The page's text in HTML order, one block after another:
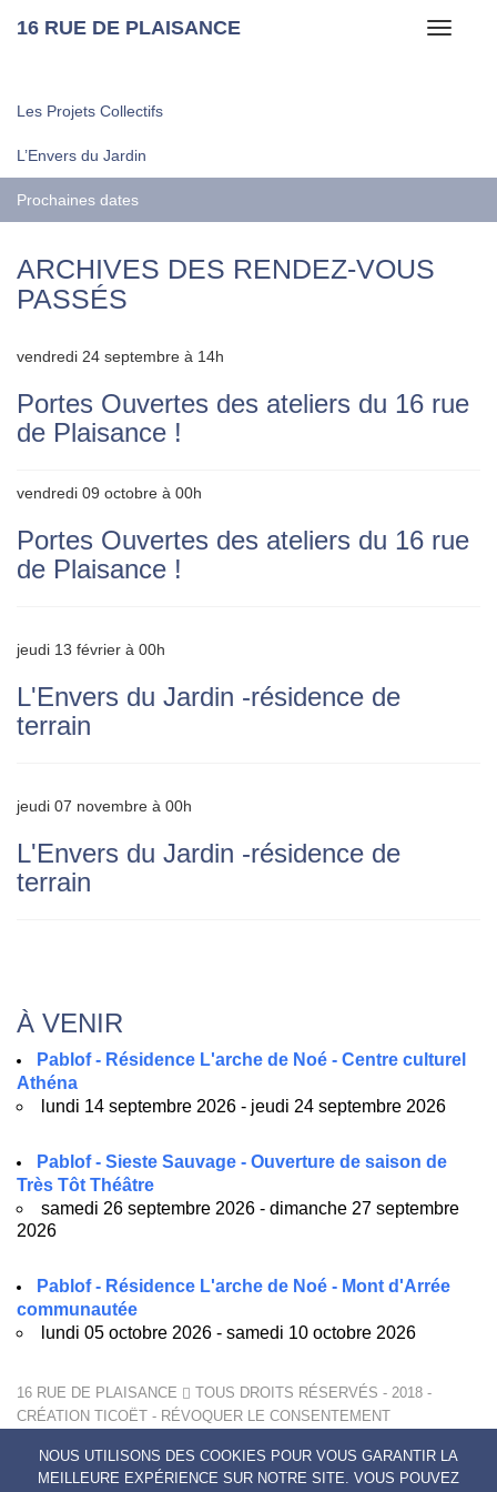
Toggle
16 RUE DE PLAISANCE
Les Projets Collectifs
L’Envers du Jardin
Prochaines dates
ARCHIVES DES RENDEZ-VOUS
PASSÉS
vendredi 24 septembre à 14h
Portes Ouvertes des ateliers du 16 rue
de Plaisance !
vendredi 09 octobre à 00h
Portes Ouvertes des ateliers du 16 rue
de Plaisance !
jeudi 13 février à 00h
L'Envers du Jardin -résidence de
terrain
jeudi 07 novembre à 00h
L'Envers du Jardin -résidence de
terrain
À VENIR
Pablof - Résidence L'arche de Noé - Centre culturel
Athéna
lundi 14 septembre 2026 - jeudi 24 septembre 2026
Pablof - Sieste Sauvage - Ouverture de saison de
Très Tôt Théâtre
samedi 26 septembre 2026 - dimanche 27 septembre
2026
Pablof - Résidence L'arche de Noé - Mont d'Arrée
communautée
lundi 05 octobre 2026 - samedi 10 octobre 2026
16 RUE DE PLAISANCE
TOUS DROITS RÉSERVÉS - 2018 -
CRÉATION TICOËT - RÉVOQUER LE CONSENTEMENT
MENTIONS LÉGALES
POLITIQUE DE CONFIDENTIALITÉ
NOUS UTILISONS DES COOKIES POUR VOUS GARANTIR LA
MEILLEURE EXPÉRIENCE SUR NOTRE SITE. VOUS POUVEZ